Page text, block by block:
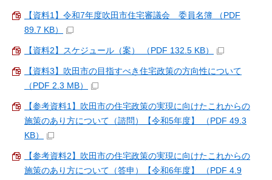
【資料1】令和7年度吹田市住宅審議会 委員名簿 （PDF
89.7 KB）
【資料2】スケジュール（案） （PDF 132.5 KB）
【資料3】吹田市の目指すべき住宅政策の方向性について
（PDF 2.3 MB）
【参考資料1】吹田市の住宅政策の実現に向けたこれからの
施策のあり方について（諮問）【令和5年度】 （PDF 49.3
KB）
【参考資料2】吹田市の住宅政策の実現に向けたこれからの
施策のあり方について（答申）【令和6年度】 （PDF 4.9